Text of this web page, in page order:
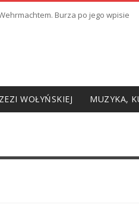
Burza po jego wpisie
WOŁYŃSKIEJ MUZYKA,